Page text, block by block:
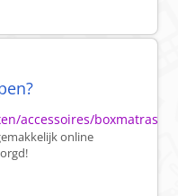
accessoires/boxmatras
online